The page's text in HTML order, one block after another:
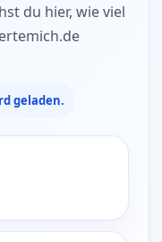
du hier, wie viel
geladen.